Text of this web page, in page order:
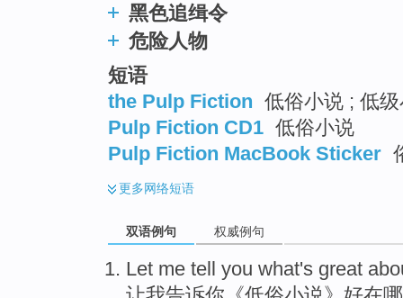
黑色追缉令
危险人物
短语
the Pulp Fiction 低俗小说 ; 低
Pulp Fiction CD1 低俗小说
Pulp Fiction MacBook Sticker
更多网络短语
双语例句 权威例句
Let me tell you what's great